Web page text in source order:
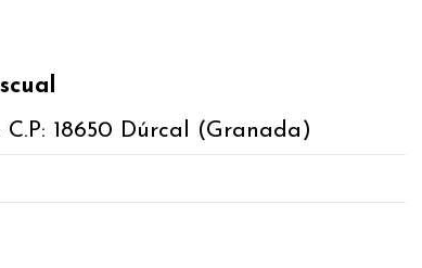
18650 Dúrcal (Granada)